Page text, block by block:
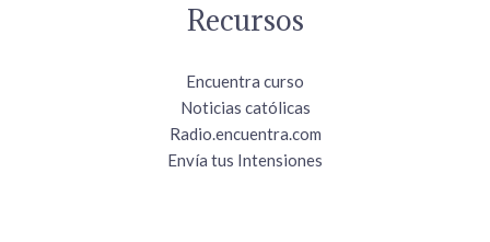
Recursos
Encuentra curso
Noticias católicas
Radio.encuentra.com
Envía tus Intensiones